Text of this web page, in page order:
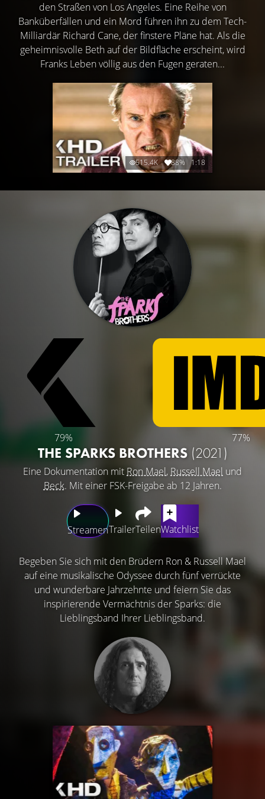
den Straßen von Los Angeles. Eine Reihe von
Banküberfällen und ein Mord führen ihn zu dem Tech-
Milliardär Richard Cane, der finstere Pläne hat. Als die
geheimnisvolle Beth auf der Bildfläche erscheint, wird
Franks Leben völlig aus den Fugen geraten...
515.4K 88% 1:18
79% 77%
THE SPARKS BROTHERS (2021)
Eine Dokumentation mit Ron Mael, Russell Mael und
Beck. Mit einer FSK-Freigabe ab 12 Jahren.
StreamenTrailerTeilenWatchlist
Begeben Sie sich mit den Brüdern Ron & Russell Mael
auf eine musikalische Odyssee durch fünf verrückte
und wunderbare Jahrzehnte und feiern Sie das
inspirierende Vermächtnis der Sparks: die
Lieblingsband Ihrer Lieblingsband.